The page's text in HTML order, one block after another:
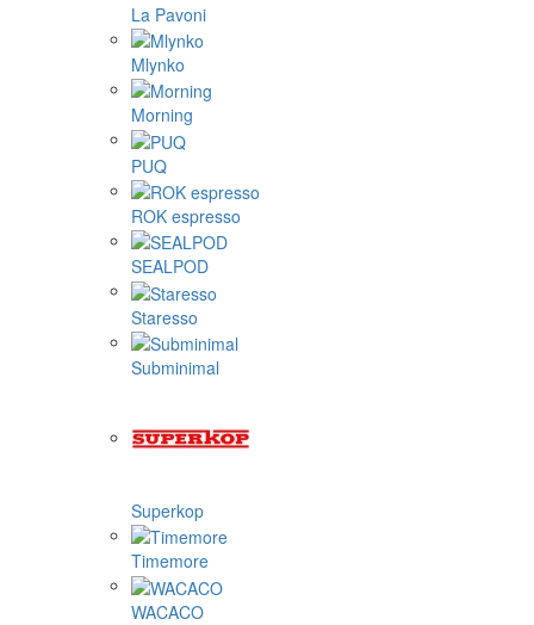
La Pavoni
Mlynko
Morning
PUQ
ROK espresso
SEALPOD
Staresso
Subminimal
Superkop
Timemore
WACACO